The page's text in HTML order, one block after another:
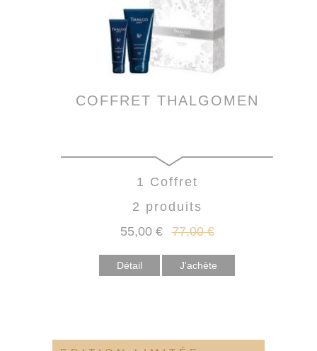
COFFRET THALGOMEN
1 Coffret
2 produits
55,00 € 77,00 €
Détail